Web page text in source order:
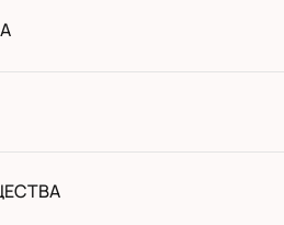
перевод